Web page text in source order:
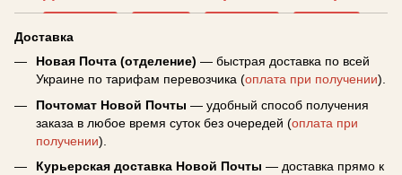
Доставка
Новая Почта (отделение) — быстрая доставка по всей
Украине по тарифам перевозчика (оплата при получении).
Почтомат Новой Почты — удобный способ получения
заказа в любое время суток без очередей (оплата при
получении).
Курьерская доставка Новой Почты — доставка прямо к